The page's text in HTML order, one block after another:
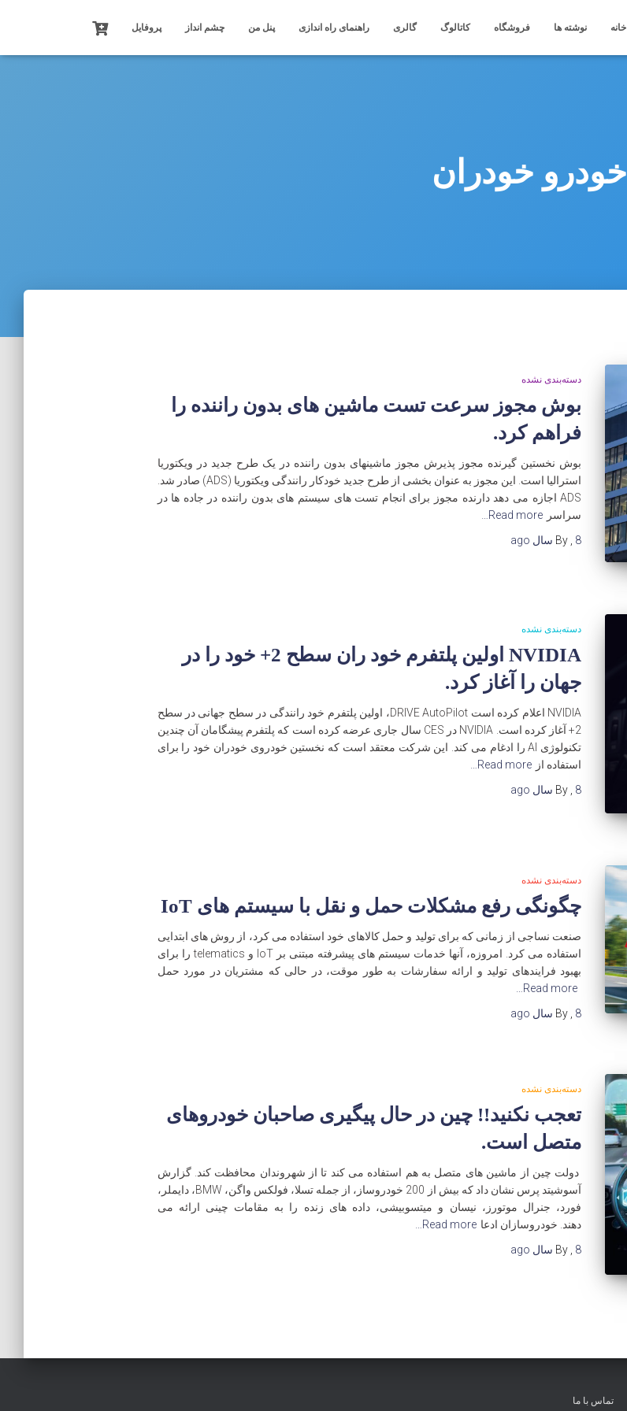
خانه نوشته ها فروشگاه کاتالوگ گالری راهنمای راه اندازی پنل من چشم انداز پروفایل
خودرو خودران
دسته‌بندی نشده
بوش مجوز سرعت تست ماشین های بدون راننده را
فراهم کرد.
بوش نخستین گیرنده مجوز پذیرش مجوز ماشینهای بدون راننده در یک طرح جدید در ویکتوریا
استرالیا است. این مجوز به عنوان بخشی از طرح جدید خودکار رانندگی ویکتوریا (ADS) صادر شد.
ADS اجازه می دهد دارنده مجوز برای انجام تست های سیستم های بدون راننده در جاده ها در
سراسر Read more…
By
8 سال
دسته‌بندی نشده
NVIDIA اولین پلتفرم خود ران سطح 2+ خود را در
جهان را آغاز کرد.
NVIDIA اعلام کرده است DRIVE AutoPilot، اولین پلتفرم خود رانندگی در سطح جهانی در سطح
2+ آغاز کرده است. NVIDIA در CES سال جاری عرضه کرده است که پلتفرم پیشگامان آن چندین
تکنولوژی AI را ادغام می کند. این شرکت معتقد است که نخستین خودروی خودران خود را برای
استفاده از Read more…
By , 8 سال
دسته‌بندی نشده
چگونگی رفع مشکلات حمل و نقل با سیستم های IoT
صنعت نساجی از زمانی که برای تولید و حمل کالاهای خود استفاده می کرد، از روش های ابتدایی
استفاده می کرد. امروزه، آنها خدمات سیستم های پیشرفته مبتنی بر IoT و telematics را برای
بهبود فرایندهای تولید و ارائه سفارشات به طور موقت، در حالی که مشتریان در مورد حمل
Read more…
By
8 سال
دسته‌بندی نشده
تعجب نکنید!! چین در حال پیگیری صاحبان خودروهای
متصل است.
دولت چین از ماشین های متصل به هم استفاده می کند تا از شهروندان محافظت کند. گزارش
آسوشیتد پرس نشان داد که بیش از 200 خودروساز، از جمله تسلا، فولکس واگن، BMW، دایملر،
فورد، جنرال موتورز، نیسان و میتسوبیشی، داده های زنده را به مقامات چینی ارائه می
دهند. خودروسازان ادعا Read more…
By
8 سال
تماس با ما